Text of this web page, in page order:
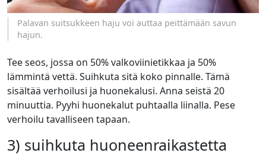
Palavan suitsukkeen haju voi auttaa peittämään savun
hajun.
Tee seos, jossa on 50% valkoviinietikkaa ja 50%
lämmintä vettä. Suihkuta sitä koko pinnalle. Tämä
sisältää verhoilusi ja huonekalusi. Anna seistä 20
minuuttia. Pyyhi huonekalut puhtaalla liinalla. Pese
verhoilu tavalliseen tapaan.
3) suihkuta huoneenraikastetta